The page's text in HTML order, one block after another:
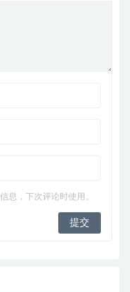
息，下次评论时使用。